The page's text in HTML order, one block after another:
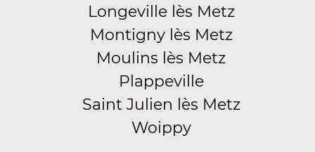
Longeville lès Metz
Montigny lès Metz
Moulins lès Metz
Plappeville
Saint Julien lès Metz
Woippy